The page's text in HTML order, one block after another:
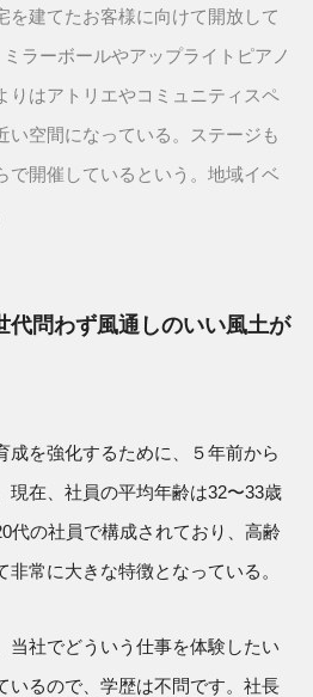
を建てたお客様に向けて開放して
ラーボールやアップライトピアノ
りはアトリエやコミュニティスペ
い空間になっている。ステージも
で開催しているという。地域イベ
代問わず風通しのいい風土が
成を強化するために、５年前から
現在、社員の平均年齢は32〜33歳
代の社員で構成されており、高齢
常に大きな特徴となっている。
当社でどういう仕事を体験したい
いるので、学歴は不問です。社長